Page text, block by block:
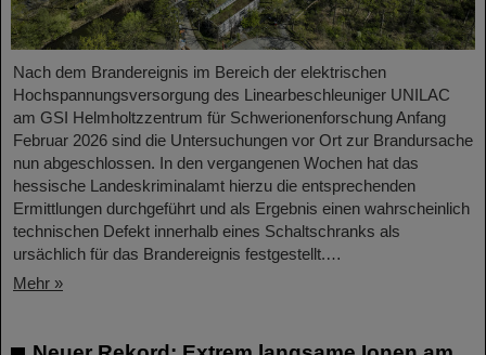
Nach dem Brandereignis im Bereich der elektrischen
Hochspannungsversorgung des Linearbeschleuniger UNILAC
am GSI Helmholtzzentrum für Schwerionenforschung Anfang
Februar 2026 sind die Untersuchungen vor Ort zur Brandursache
nun abgeschlossen. In den vergangenen Wochen hat das
hessische Landeskriminalamt hierzu die entsprechenden
Ermittlungen durchgeführt und als Ergebnis einen wahrscheinlich
technischen Defekt innerhalb eines Schaltschranks als
ursächlich für das Brandereignis festgestellt.…
Mehr »